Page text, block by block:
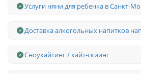
Услуги няни для ребенка в Санкт-
Доставка алкогольных напитков
Сноукайтинг / кайт-скиинг